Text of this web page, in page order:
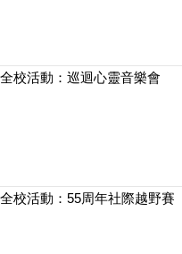
全校活動：巡迴心靈音樂會
全校活動：55周年社際越野賽